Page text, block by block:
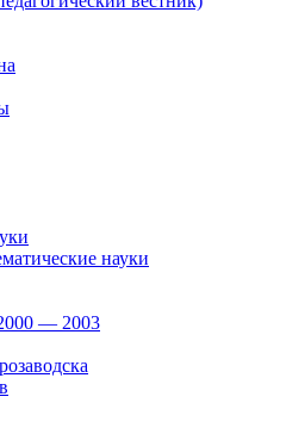
науки
— 2003